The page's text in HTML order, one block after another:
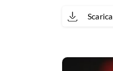
Scarica